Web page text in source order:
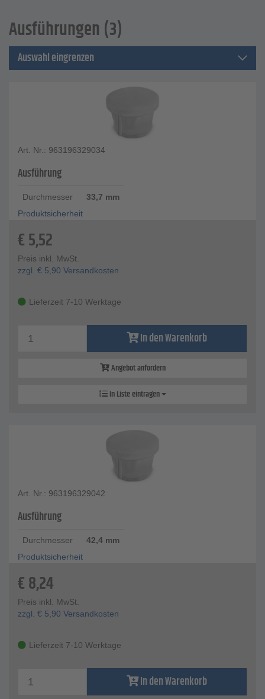
Ausführungen (3)
Auswahl eingrenzen
Art. Nr.: 963196329034
Ausführung
Durchmesser
33,7 mm
Produktsicherheit
€5,52
Preis inkl. MwSt.
zzgl. € 5,90 Versandkosten
Lieferzeit 7-10 Werktage
In den Warenkorb
Angebot anfordern
In Liste eintragen
Art. Nr.: 963196329042
Ausführung
Durchmesser
42,4 mm
Produktsicherheit
€8,24
Preis inkl. MwSt.
zzgl. € 5,90 Versandkosten
Lieferzeit 7-10 Werktage
In den Warenkorb